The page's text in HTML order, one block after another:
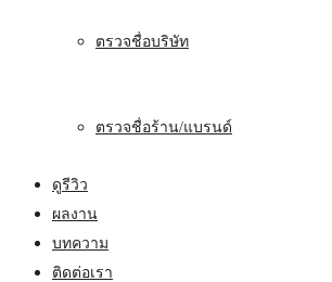
ตรวจชื่อบริษัท
ตรวจชื่อร้าน/แบรนด์
ดูรีวิว
ผลงาน
บทความ
ติดต่อเรา